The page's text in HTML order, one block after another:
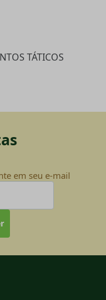
TÁTICOS
em seu e-mail